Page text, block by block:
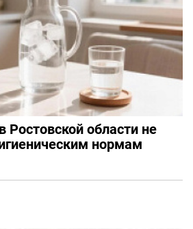
Ростовской области не
нормам